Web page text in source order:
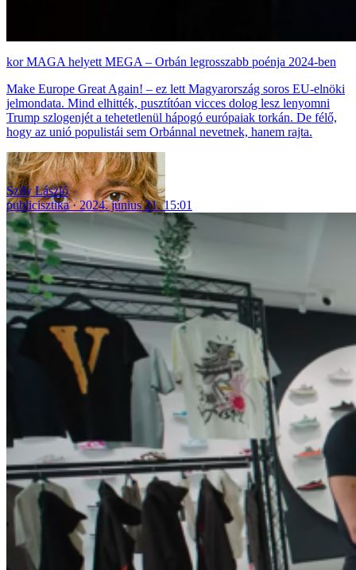
MAGA helyett MEGA – Orbán legrosszabb poénja 2024-ben
Make Europe Great Again! – ez lett Magyarország soros EU-elnöki
jelmondata. Mind elhitték, pusztítóan vicces dolog lesz lenyomni
Trump szlogenjét a tehetetlenül hápogó európaiak torkán. De félő,
hogy az unió populistái sem Orbánnal nevetnek, hanem rajta.
Szily László
publicisztika
2024. június 21. 15:01